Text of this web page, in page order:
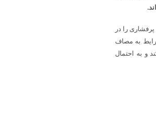
را در
به مصاف
و به احتمال